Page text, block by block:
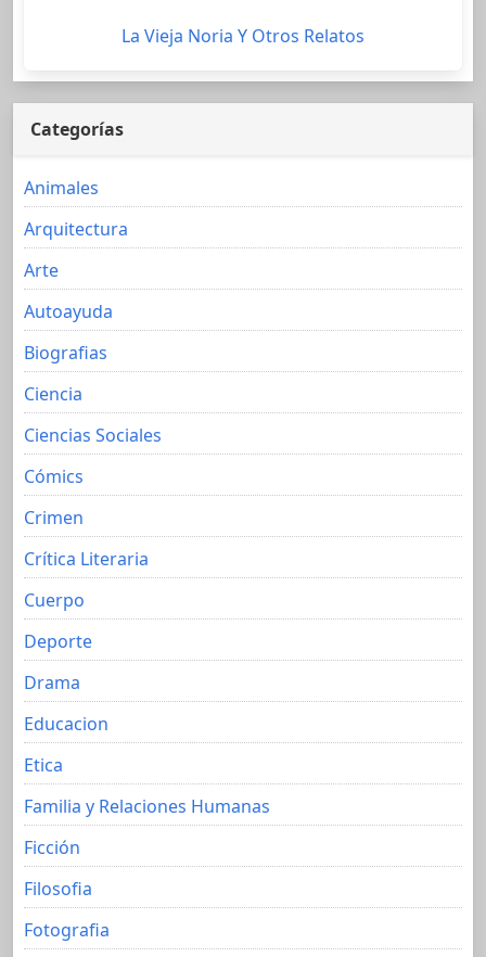
La Vieja Noria Y Otros Relatos
Categorías
Animales
Arquitectura
Arte
Autoayuda
Biografias
Ciencia
Ciencias Sociales
Cómics
Crimen
Crítica Literaria
Cuerpo
Deporte
Drama
Educacion
Etica
Familia y Relaciones Humanas
Ficción
Filosofia
Fotografia